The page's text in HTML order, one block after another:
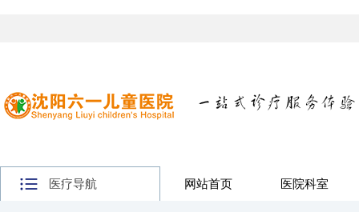
医疗导航 网站首页 医院科室